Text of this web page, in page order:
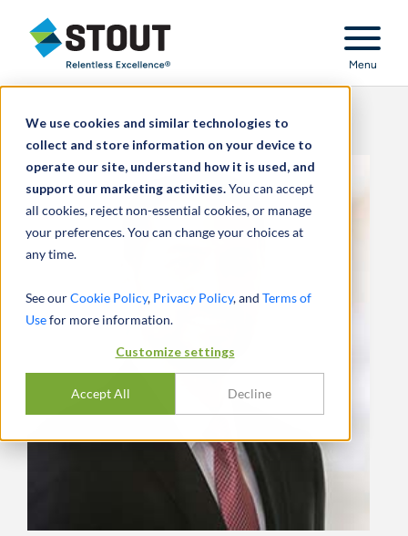
We use cookies and similar technologies to
collect and store information on your device to
operate our site, understand how it is used, and
support our marketing activities.You can accept
all cookies, reject non-essential cookies, or manage
your preferences. You can change your choices at
any time.
See ourCookie Policy, Privacy Policy, and Terms of
Usefor more information.
Customize settings
Accept All Decline
Stout Relentless Excellence
Menu